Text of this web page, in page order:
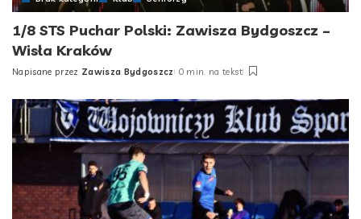
1/8 STS Puchar Polski: Zawisza Bydgoszcz –
Wisła Kraków
Posted
Napisane przez Zawisza Bydgoszcz 0 min. na tekst